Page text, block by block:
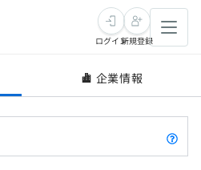
ログイン新規登録
企業情報